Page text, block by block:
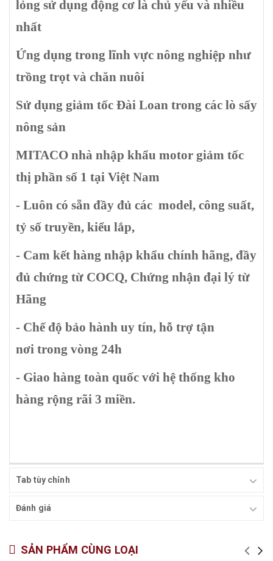
lỏng sử dụng động cơ là chủ yếu và nhiều
nhất
Ứng dụng trong lĩnh vực nông nghiệp như
trồng trọt và chăn nuôi
Sử dụng giảm tốc Đài Loan trong các lò sấy
nông sản
MITACO nhà nhập khẩu motor giảm tốc
thị phần số 1 tại Việt Nam
- Luôn có sẵn đầy đủ các model, công suất,
tỷ số truyền, kiểu lắp,
- Cam kết hàng nhập khẩu chính hãng, đầy
đủ chứng từ COCQ, Chứng nhận đại lý từ
Hãng
- Chế độ bảo hành uy tín, hỗ trợ tận
nơi trong vòng 24h
- Giao hàng toàn quốc với hệ thống kho
hàng rộng rãi 3 miền.
Tab tùy chỉnh
Đánh giá
SẢN PHẨM CÙNG LOẠI